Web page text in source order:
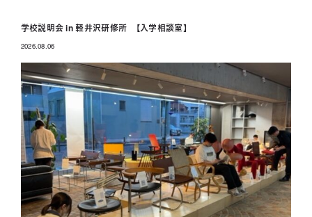
学校説明会 in 軽井沢研修所 【入学相談室】
2026.08.06